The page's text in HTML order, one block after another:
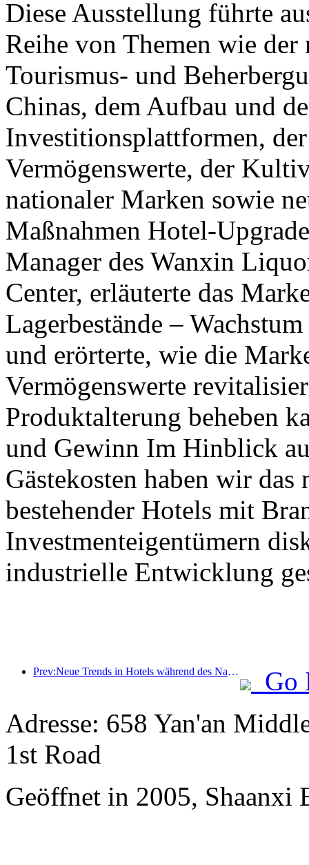
Diese Ausstellung führte
Reihe von Themen wie
Tourismus- und
Chinas, dem Aufbau und
Investitionsplattformen,
Vermögenswerte, der
nationaler Marken sowie
Maßnahmen Hotel-
Manager des Wanxin
Center, erläuterte das
Lagerbestände –
und erörterte, wie die
Vermögenswerte
Produktalterung beheben
und Gewinn Im Hinblick
Gästekosten haben wir
bestehender Hotels mit
Investmenteigentümern
industrielle Entwicklung
Prev:Neue Trends in Hotels während des Nationalfeiertags 2024: Nach 2000 tragen Menschen Hanfu und übernachten im „State Guesthouse“, um Tee zu trinken und Kalligraphie zu lernen, um kulturelles Selbstvertrauen zu demonstrieren
Go
Adresse: 658 Yan'an
1st Road
Geöffnet in 2005, Shaanxi